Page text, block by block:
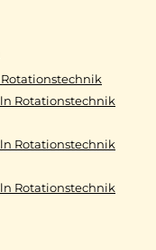
Rotationstechnik
Rotationstechnik
Rotationstechnik